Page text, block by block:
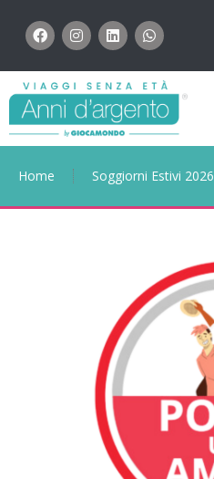
Home Soggiorni Estivi 2026